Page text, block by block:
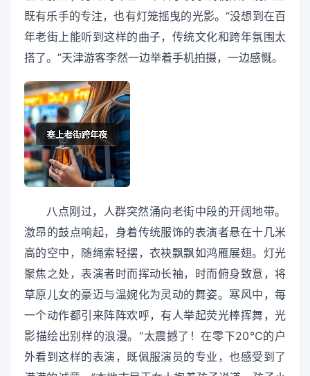
既有乐手的专注，也有灯笼摇曳的光影。“没想到在百
年老街上能听到这样的曲子，传统文化和跨年氛围太
搭了。”天津游客李然一边举着手机拍摄，一边感慨。
八点刚过，人群突然涌向老街中段的开阔地带。
激昂的鼓点响起，身着传统服饰的表演者悬在十几米
高的空中，随绳索轻摆，衣袂飘飘如鸿雁展翅。灯光
聚焦之处，表演者时而挥动长袖，时而俯身致意，将
草原儿女的豪迈与温婉化为灵动的舞姿。寒风中，每
一个动作都引来阵阵欢呼，有人举起荧光棒挥舞，光
影描绘出别样的浪漫。“太震撼了！在零下20℃的户
外看到这样的表演，既佩服演员的专业，也感受到了